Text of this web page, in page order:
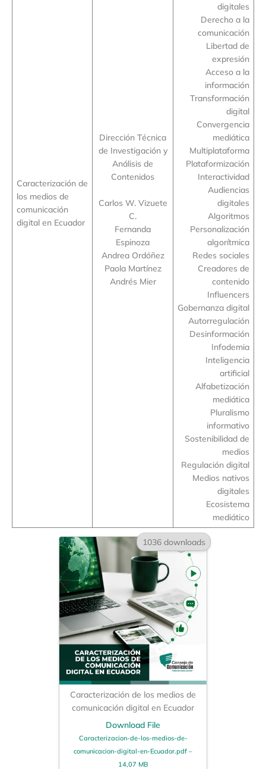
Caracterización de
los medios de
comunicación
digital en Ecuador
Dirección Técnica
de Investigación y
Análisis de
Contenidos
Carlos W. Vizuete
C.
Fernanda
Espinoza
Andrea Ordóñez
Paola Martínez
Andrés Mier
digitales
Derecho a la
comunicación
Libertad de
expresión
Acceso a la
información
Transformación
digital
Convergencia
mediática
Multiplataforma
Plataformización
Interactividad
Audiencias
digitales
Algoritmos
Personalización
algorítmica
Redes sociales
Creadores de
contenido
Influencers
Gobernanza digital
Autorregulación
Desinformación
Infodemia
Inteligencia
artificial
Alfabetización
mediática
Pluralismo
informativo
Sostenibilidad de
medios
Regulación digital
Medios nativos
digitales
Ecosistema
mediático
1036 downloads
Caracterización de los medios de
comunicación digital en Ecuador
Download File
Caracterizacion-de-los-medios-de-
comunicacion-digital-en-Ecuador.pdf –
14,07 MB